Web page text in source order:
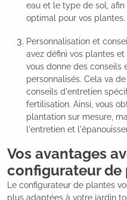
eau et le type de sol,
optimal pour vos plantes.
Personnalisation et
avez défini vos plantes
vous donne des conseils
personnalisés. Cela va
conseils d'entretien
fertilisation. Ainsi, vous
plantation sur mesure,
l'entretien et
Vos avantages
configurateur de
Le configurateur de plantes
plus adaptées à votre jardin